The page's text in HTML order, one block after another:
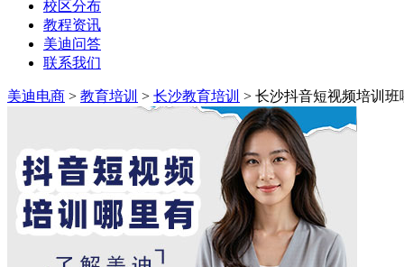
校区分布
教程资讯
美迪问答
联系我们
美迪电商 > 教育培训 > 长沙教育培训 > 长沙抖音短视频培训班